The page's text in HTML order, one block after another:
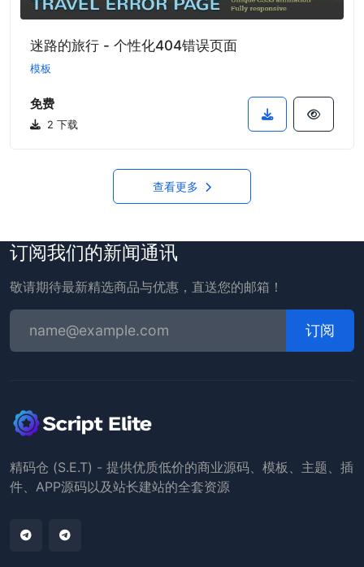
迷路的旅行 - 个性化404错误页面
模板
免费
2 下载
查看更多
订阅我们的新闻通讯
敬请期待最新精选商品与优惠，直送您的邮箱！
订阅
精码仓 (S.E.T) - 提供优质低价的商业源码、模板、主题、插
件、APP源码以及站长建站的全套资源